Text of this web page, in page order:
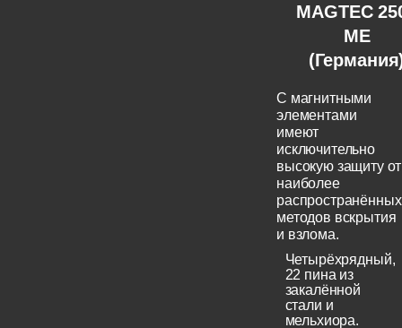
MAGTEC
ME
C магнитными
элементами
имеют
исключительно
высокую защиту от
наиболее
распространённых
методов вскрытия
и взлома.
Четырёхрядный,
22 пина из
закалённой
стали и
мельхиора.